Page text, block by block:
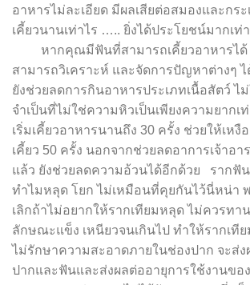
อาหารไม่ละเอียด มีผลเสียต่อสมองและกร
เคี้ยวนานเท่าไร ….. ยิ่งได้ประโย
หากคุณมีฟันที่สามารถเคี้ยวอาหารได้
สามารถวิเคราะห์ และจัดการปัญหาต่างๆ ไ
ยังช่วยลดการกินอาหารประเภทเนื้อสัตว์ ไ
จำเป็นที่ไม่ใช่ความหิวเป็นเพียงความยากเ
เริ่มเคี้ยวอาหารนานถึง 30 ครั้ง ช่วยให้เห
เคี้ยว 50 ครั้ง นอกจากช่วยลดอาการเจ้าอา
แล้ว ยังช่วยลดความอ้วนได้อีกด้วย รากฟั
ทำไมหลุด โยก ไม่เหมือนที่คุยกันไว้นี่หน่า
เลิกถ้าไม่อยากให้รากเทียมหลุด ไม่ควรทา
ลักษณะแข็ง เหนียวจนเกินไป ทำให้รากเทีย
ไม่รักษาความสะอาดภายในช่องปาก จะส่
ปากและฟันและส่งผลต่ออายุการใช้งานขอ